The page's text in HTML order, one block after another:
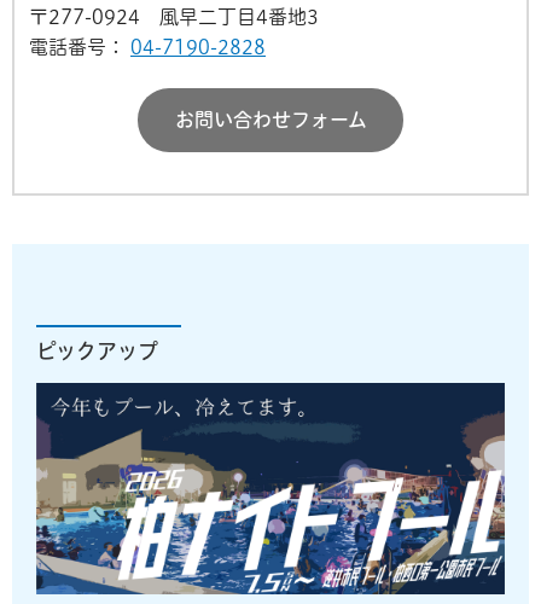
〒277-0924 風早二丁目4番地3
電話番号：
04-7190-2828
お問い合わせフォーム
ピックアップ